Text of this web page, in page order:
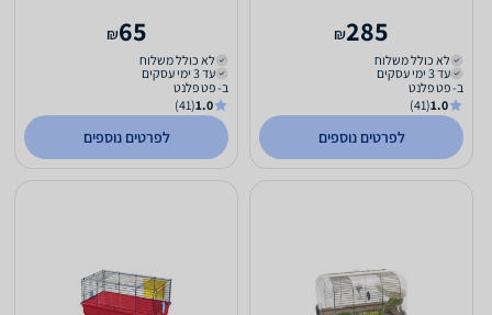
285
₪
לא כולל משלוח
עד 3 ימי עסקים
ב- פט פלנט
1.0
(41)
לפרטים נוספים
65
₪
לא כולל משלוח
עד 3 ימי עסקים
ב- פט פלנט
1.0
(41)
לפרטים נוספים